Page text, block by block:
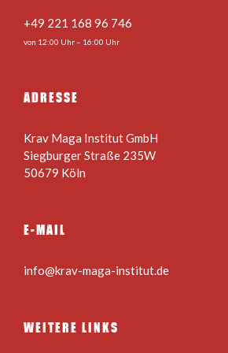
+49 221 168 96 746
von 12:00 Uhr – 16:00 Uhr
ADRESSE
Krav Maga Institut GmbH
Siegburger Straße 235W
50679 Köln
E-MAIL
info@krav-maga-institut.de
WEITERE LINKS